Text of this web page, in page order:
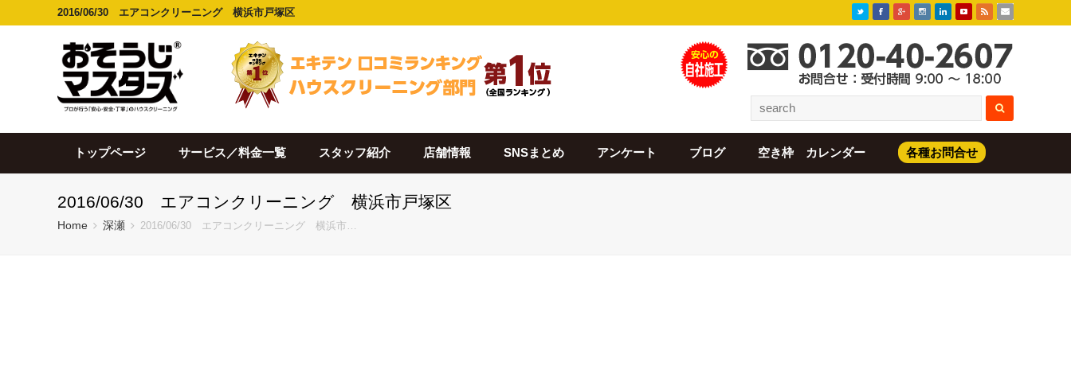
2016/06/30 エアコンクリーニング 横浜市戸塚区
トップページ サービス／料金一覧 スタッフ紹介 店舗情報 SNSまとめ アンケート ブログ 空き枠 カレンダー 各種お問合せ
2016/06/30 エアコンクリーニング 横浜市戸塚区
Home 深瀬 2016/06/30 エアコンクリーニング 横浜市…